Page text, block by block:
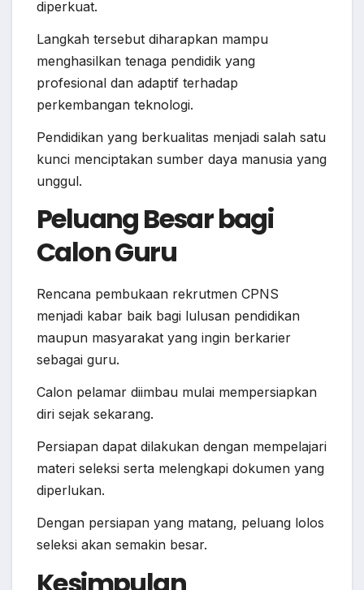
diperkuat.
Langkah tersebut diharapkan mampu
menghasilkan tenaga pendidik yang
profesional dan adaptif terhadap
perkembangan teknologi.
Pendidikan yang berkualitas menjadi salah satu
kunci menciptakan sumber daya manusia yang
unggul.
Peluang Besar bagi
Calon Guru
Rencana pembukaan rekrutmen CPNS
menjadi kabar baik bagi lulusan pendidikan
maupun masyarakat yang ingin berkarier
sebagai guru.
Calon pelamar diimbau mulai mempersiapkan
diri sejak sekarang.
Persiapan dapat dilakukan dengan mempelajari
materi seleksi serta melengkapi dokumen yang
diperlukan.
Dengan persiapan yang matang, peluang lolos
seleksi akan semakin besar.